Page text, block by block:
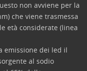
non avviene per la
che viene trasmessa
età considerate (linea
emissione dei led il
al sodio